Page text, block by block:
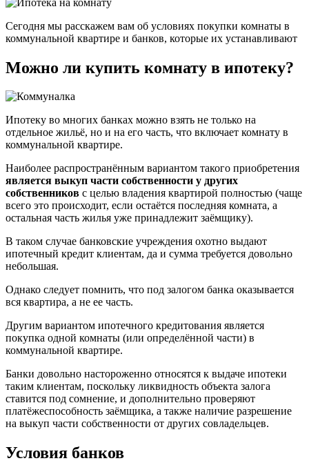
Сегодня мы расскажем вам об условиях покупки комнаты в
коммунальной квартире и банков, которые их устанавливают
Можно ли купить комнату в ипотеку?
Ипотеку во многих банках можно взять не только на
отдельное жильё, но и на его часть, что включает комнату в
коммунальной квартире.
Наиболее распространённым вариантом такого приобретения
является выкуп части собственности у других
собственников с целью владения квартирой полностью (чаще
всего это происходит, если остаётся последняя комната, а
остальная часть жилья уже принадлежит заёмщику).
В таком случае банковские учреждения охотно выдают
ипотечный кредит клиентам, да и сумма требуется довольно
небольшая.
Однако следует помнить, что под залогом банка оказывается
вся квартира, а не ее часть.
Другим вариантом ипотечного кредитования является
покупка одной комнаты (или определённой части) в
коммунальной квартире.
Банки довольно настороженно относятся к выдаче ипотеки
таким клиентам, поскольку ликвидность объекта залога
ставится под сомнение, и дополнительно проверяют
платёжеспособность заёмщика, а также наличие разрешение
на выкуп части собственности от других совладельцев.
Условия банков